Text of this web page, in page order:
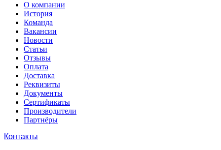
О компании
История
Команда
Вакансии
Новости
Статьи
Отзывы
Оплата
Доставка
Реквизиты
Документы
Сертификаты
Производители
Партнёры
Контакты